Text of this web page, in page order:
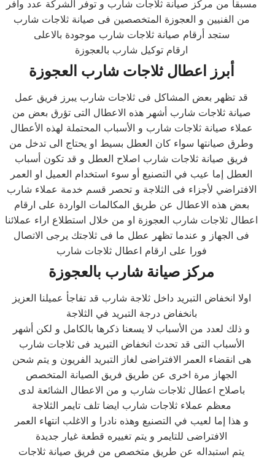
مسبقا من مركز صيانة ثلاجات شارب و توفر الشركة عدد وافر
من الفنيين و العجوزة المتخصصين فى صيانة ثلاجات شارب
ستجد أرقام صيانة ثلاجات شارب موجودة بالاعلى
ارقام توكيل شارب بالعجوزة
أبرز اعطال ثلاجات شارب العجوزة
قد تظهر بعض المشاكل فى ثلاجات شارب يبرز فريق عمل
صيانة ثلاجات شارب أشهر هذه الاعطال التى تؤرق بعض من
عملاء صيانة ثلاجات شارب و الأسباب المحتملة لهذه الأعطال
وطرق صيانتها سواء كان العطل بسيط او يحتاج الى تدخل من
فريق صيانة ثلاجات شارب اصلاح العطل و قد تكون أسباب
العطل إما عيب في التصنيع أو سوء استخدام العميل او العمر
الافتراضي لأجزاء فى الثلاجة و تحصر قسم خدمة عملاء شارب
بعض هذه الاعطال عن طريق المكالمات الواردة على ارقام
اعطال ثلاجات شارب العجوزة او من خلال استطلاع اراء عملائنا
فى الجهاز و عندما تظهر عطل ما فى ثلاجتك يرجى الاتصال
فورا على ارقام اعطال ثلاجات شارب
مركز صيانة شارب بالعجوزة
اولا انخفاض التبريد داخل ثلاجة شارب قد تفاجأ عميلنا العزيز
بانخفاض درجة التبريد في الثلاجة
و ذلك لعدد من الأسباب لا يسعنا ذكرها بالكامل و لكن أشهر
الأسباب التى قد تحدث انخفاض التبريد فى ثلاجات شارب
هى انقضاء العمر الافتراضى لغاز التبريد الفريون و يتم شحن
الجهاز مرة اخرى عن طريق فريق الصيانة المتخصص
باصلاح اعطال ثلاجات شارب و من الاعطال الشائعة لدى
معظم عملاء ثلاجات شارب ايضا تلف تايمر الثلاجة
و هذا إما لعيب في التصنيع وهذه نادرا و الاغلب انتهاء العمر
الافتراضى للتايمر و يتم تغييره قطعة غيار جديدة
يتم استبداله عن طريق متخصص من فريق صيانة ثلاجات